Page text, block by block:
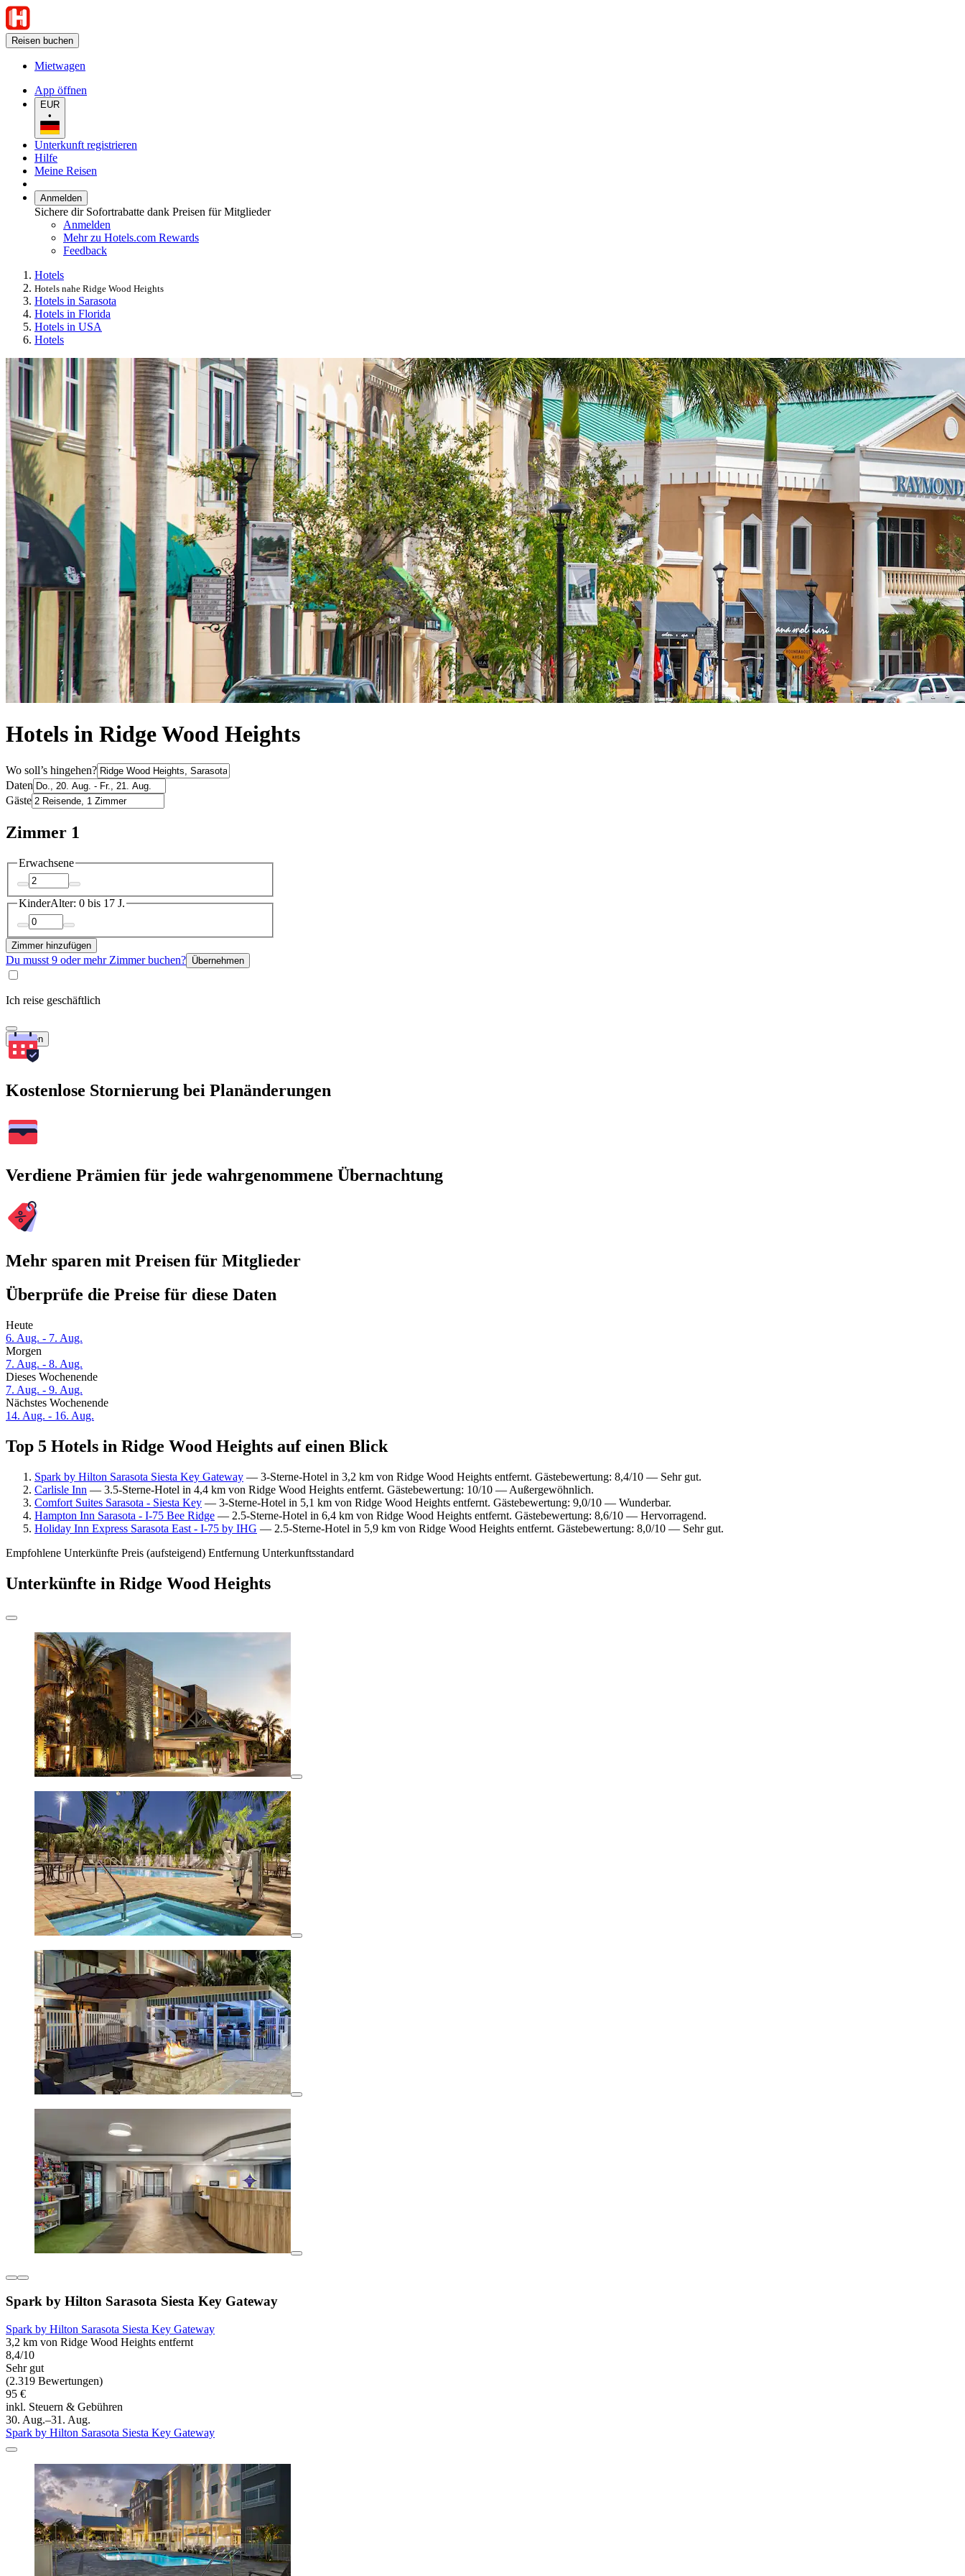
Reisen buchen
Mietwagen
App öffnen
EUR
•
Unterkunft registrieren
Hilfe
Meine Reisen
Anmelden
Sichere dir Sofortrabatte dank Preisen für Mitglieder
Anmelden
Mehr zu Hotels.com Rewards
Feedback
Hotels
Hotels nahe Ridge Wood Heights
Hotels in Sarasota
Hotels in Florida
Hotels in USA
Hotels
Hotels in Ridge Wood Heights
Wo soll’s hingehen?
Daten
Gäste
Zimmer 1
Erwachsene
KinderAlter: 0 bis 17 J.
Zimmer hinzufügen
Du musst 9 oder mehr Zimmer buchen? Übernehmen
Ich reise geschäftlich
Suchen
Kostenlose Stornierung bei Planänderungen
Verdiene Prämien für jede wahrgenommene Übernachtung
Mehr sparen mit Preisen für Mitglieder
Überprüfe die Preise für diese Daten
Heute
6. Aug. - 7. Aug.
Morgen
7. Aug. - 8. Aug.
Dieses Wochenende
7. Aug. - 9. Aug.
Nächstes Wochenende
14. Aug. - 16. Aug.
Top 5 Hotels in Ridge Wood Heights auf einen Blick
Spark by Hilton Sarasota Siesta Key Gateway — 3-Sterne-Hotel in 3,2 km von Ridge Wood Heights entfernt. Gästebewertung: 8,4/10 — Sehr gut.
Carlisle Inn — 3.5-Sterne-Hotel in 4,4 km von Ridge Wood Heights entfernt. Gästebewertung: 10/10 — Außergewöhnlich.
Comfort Suites Sarasota - Siesta Key — 3-Sterne-Hotel in 5,1 km von Ridge Wood Heights entfernt. Gästebewertung: 9,0/10 — Wunderbar.
Hampton Inn Sarasota - I-75 Bee Ridge — 2.5-Sterne-Hotel in 6,4 km von Ridge Wood Heights entfernt. Gästebewertung: 8,6/10 — Hervorragend.
Holiday Inn Express Sarasota East - I-75 by IHG — 2.5-Sterne-Hotel in 5,9 km von Ridge Wood Heights entfernt. Gästebewertung: 8,0/10 — Sehr gut.
Empfohlene Unterkünfte Preis (aufsteigend) Entfernung Unterkunftsstandard
Unterkünfte in Ridge Wood Heights
Spark by Hilton Sarasota Siesta Key Gateway
Spark by Hilton Sarasota Siesta Key Gateway
3,2 km von Ridge Wood Heights entfernt
8,4/10
Sehr gut
(2.319 Bewertungen)
95 €
inkl. Steuern & Gebühren
30. Aug.–31. Aug.
Spark by Hilton Sarasota Siesta Key Gateway